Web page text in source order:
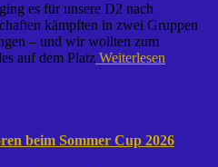
es für unsere D2 nach
kämpften in zwei Gruppen
– und wir wollten zum
auf dem Platz Weiterlesen
beim Sommer Cup 2026